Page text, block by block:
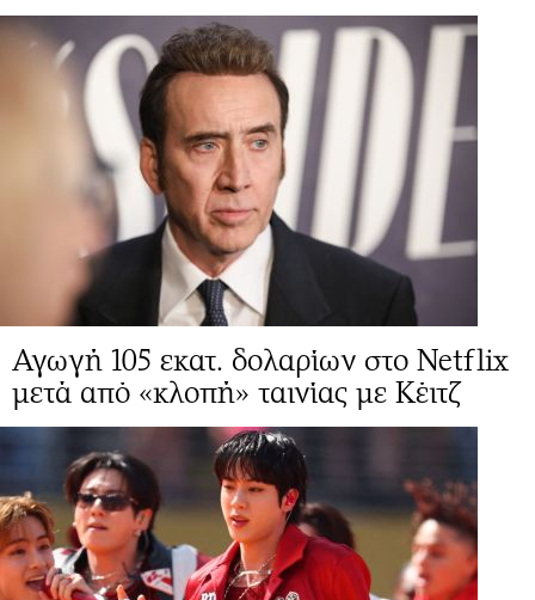
Αγωγή 105 εκατ. δολαρίων στο Netflix
μετά από «κλοπή» ταινίας με Κέιτζ